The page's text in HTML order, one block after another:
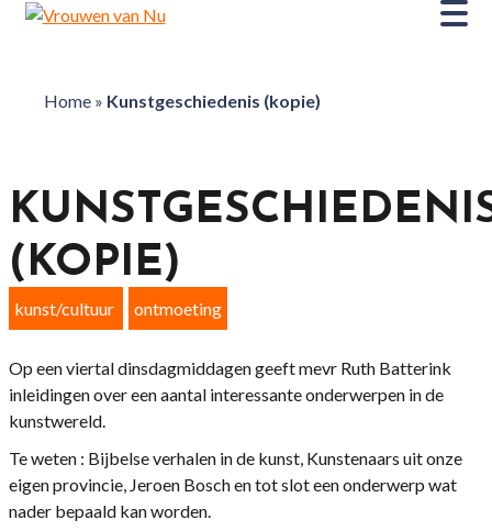
Home» Kunstgeschiedenis (kopie)
(KOPIE)
kunst/cultuur ontmoeting
Op een viertal dinsdagmiddagen geeft mevr Ruth Batterink
inleidingen over een aantal interessante onderwerpen in de
kunstwereld.
Te weten : Bijbelse verhalen in de kunst, Kunstenaars uit onze
eigen provincie, Jeroen Bosch en tot slot een onderwerp wat
nader bepaald kan worden.